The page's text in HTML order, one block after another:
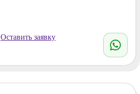
Оставить заявку